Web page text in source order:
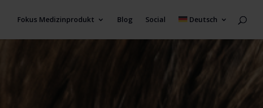
Fokus Medizinprodukt Blog Social Deutsch